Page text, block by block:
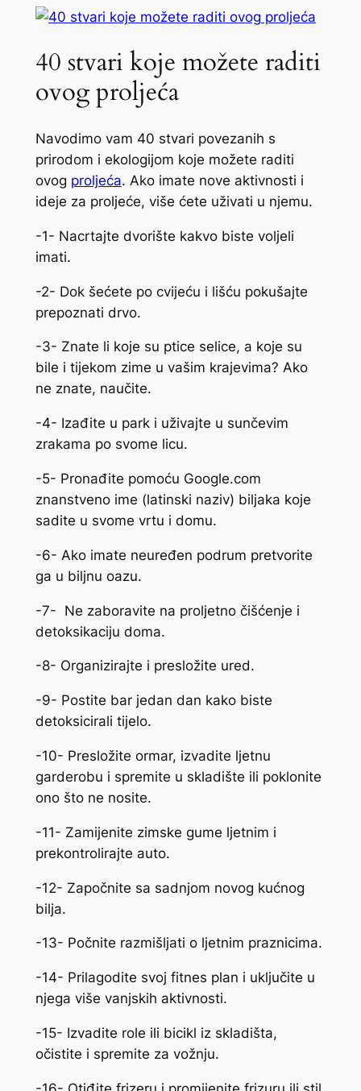
40 stvari koje možete raditi
ovog proljeća
Navodimo vam 40 stvari povezanih s
prirodom i ekologijom koje možete raditi
ovog proljeća. Ako imate nove aktivnosti i
ideje za proljeće, više ćete uživati u njemu.
-1- Nacrtajte dvorište kakvo biste voljeli
imati.
-2- Dok šećete po cvijeću i lišću pokušajte
prepoznati drvo.
-3- Znate li koje su ptice selice, a koje su
bile i tijekom zime u vašim krajevima? Ako
ne znate, naučite.
-4- Izađite u park i uživajte u sunčevim
zrakama po svome licu.
-5- Pronađite pomoću Google.com
znanstveno ime (latinski naziv) biljaka koje
sadite u svome vrtu i domu.
-6- Ako imate neuređen podrum pretvorite
ga u biljnu oazu.
-7- Ne zaboravite na proljetno čišćenje i
detoksikaciju doma.
-8- Organizirajte i presložite ured.
-9- Postite bar jedan dan kako biste
detoksicirali tijelo.
-10- Presložite ormar, izvadite ljetnu
garderobu i spremite u skladište ili poklonite
ono što ne nosite.
-11- Zamijenite zimske gume ljetnim i
prekontrolirajte auto.
-12- Započnite sa sadnjom novog kućnog
bilja.
-13- Počnite razmišljati o ljetnim praznicima.
-14- Prilagodite svoj fitnes plan i uključite u
njega više vanjskih aktivnosti.
-15- Izvadite role ili bicikl iz skladišta,
očistite i spremite za vožnju.